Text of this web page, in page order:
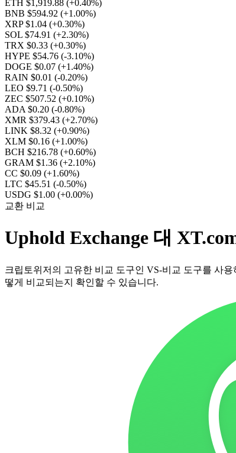
ETH $1,919.88 (+0.40%)
BNB $594.92 (+1.00%)
XRP $1.04 (+0.30%)
SOL $74.91 (+2.30%)
TRX $0.33 (+0.30%)
HYPE $54.76 (-3.10%)
DOGE $0.07 (+1.40%)
RAIN $0.01 (-0.20%)
LEO $9.71 (-0.50%)
ZEC $507.52 (+0.10%)
ADA $0.20 (-0.80%)
XMR $379.43 (+2.70%)
LINK $8.32 (+0.90%)
XLM $0.16 (+1.00%)
BCH $216.78 (+0.60%)
GRAM $1.36 (+2.10%)
CC $0.09 (+1.60%)
LTC $45.51 (-0.50%)
USDG $1.00 (+0.00%)
교환 비교
Uphold Exchange 대
크립토위저의 고유한 비교 도구인 VS-비교 도구를 사
떻게 비교되는지 확인할 수 있습니다.